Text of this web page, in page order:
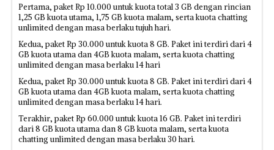
Pertama, paket Rp 10.000 untuk kuota total 3 GB dengan rincian
1,25 GB kuota utama, 1,75 GB kuota malam, serta kuota chatting
unlimited dengan masa berlaku tujuh hari.
Kedua, paket Rp 30.000 untuk kuota 8 GB. Paket ini terdiri dari 4
GB kuota utama dan 4GB kuota malam, serta kuota chatting
unlimited dengan masa berlaku 14 hari
Kedua, paket Rp 30.000 untuk kuota 8 GB. Paket ini terdiri dari 4
GB kuota utama dan 4GB kuota malam, serta kuota chatting
unlimited dengan masa berlaku 14 hari.
Terakhir, paket Rp 60.000 untuk kuota 16 GB. Paket ini terdiri
dari 8 GB kuota utama dan 8 GB kuota malam, serta kuota
chatting unlimited dengan masa berlaku 30 hari.